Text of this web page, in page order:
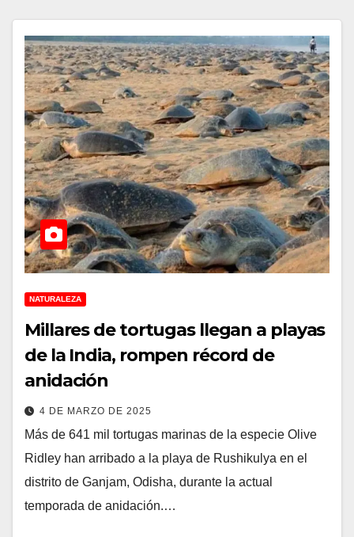
NATURALEZA
Millares de tortugas llegan a playas
de la India, rompen récord de
anidación
4 DE MARZO DE 2025
Más de 641 mil tortugas marinas de la especie Olive
Ridley han arribado a la playa de Rushikulya en el
distrito de Ganjam, Odisha, durante la actual
temporada de anidación.…